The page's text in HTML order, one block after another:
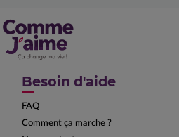
Besoin d'aide
FAQ
Comment ça marche ?